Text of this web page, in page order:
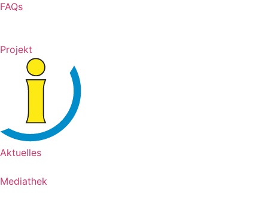
FAQs
Projekt
Aktuelles
Mediathek